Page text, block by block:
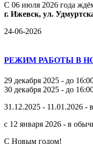
С 06 июля 2026 года
г. Ижевск, ул.
24-06-2026
РЕЖИМ РАБОТЫ В
29 декабря 2025 - до
30 декабря 2025 - до
31.12.2025 - 11.01.2026 -
с 12 января 2026 - в
С Новым годом!